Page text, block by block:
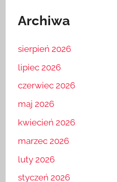
Archiwa
sierpień 2026
lipiec 2026
czerwiec 2026
maj 2026
kwiecień 2026
marzec 2026
luty 2026
styczeń 2026